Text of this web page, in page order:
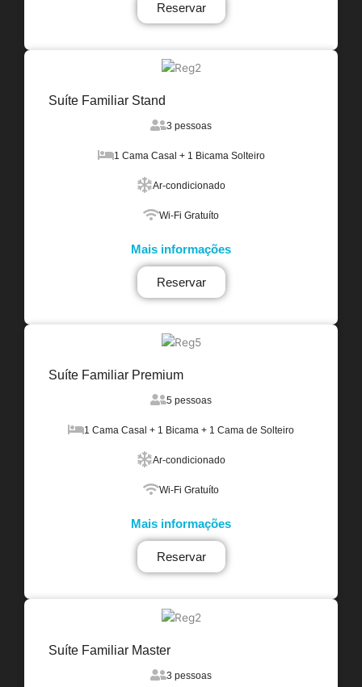
Reservar
Suíte Familiar Stand
3 pessoas
1 Cama Casal + 1 Bicama Solteiro
Ar-condicionado
Wi-Fi Gratuíto
Mais informações
Reservar
Suíte Familiar Premium
5 pessoas
1 Cama Casal + 1 Bicama + 1 Cama de Solteiro
Ar-condicionado
Wi-Fi Gratuíto
Mais informações
Reservar
Suíte Familiar Master
3 pessoas